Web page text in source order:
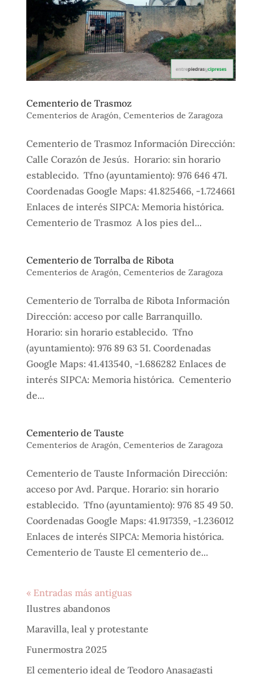
Cementerio de Trasmoz
Cementerios de Aragón, Cementerios de Zaragoza
Cementerio de Trasmoz Información Dirección:
Calle Corazón de Jesús. Horario: sin horario
establecido. Tfno (ayuntamiento): 976 646 471.
Coordenadas Google Maps: 41.825466, -1.724661
Enlaces de interés SIPCA: Memoria histórica.
Cementerio de Trasmoz A los pies del...
Cementerio de Torralba de Ribota
Cementerios de Aragón, Cementerios de Zaragoza
Cementerio de Torralba de Ribota Información
Dirección: acceso por calle Barranquillo.
Horario: sin horario establecido. Tfno
(ayuntamiento): 976 89 63 51. Coordenadas
Google Maps: 41.413540, -1.686282 Enlaces de
interés SIPCA: Memoria histórica. Cementerio
de...
Cementerio de Tauste
Cementerios de Aragón, Cementerios de Zaragoza
Cementerio de Tauste Información Dirección:
acceso por Avd. Parque. Horario: sin horario
establecido. Tfno (ayuntamiento): 976 85 49 50.
Coordenadas Google Maps: 41.917359, -1.236012
Enlaces de interés SIPCA: Memoria histórica.
Cementerio de Tauste El cementerio de...
« Entradas más antiguas
Ilustres abandonos
Maravilla, leal y protestante
Funermostra 2025
El cementerio ideal de Teodoro Anasagasti